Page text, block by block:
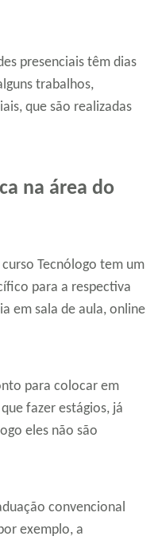
presenciais têm dias
trabalhos,
que são realizadas
na área do
Tecnólogo tem um
para a respectiva
em sala de aula, online
para colocar em
fazer estágios, já
eles não são
convencional
exemplo, a